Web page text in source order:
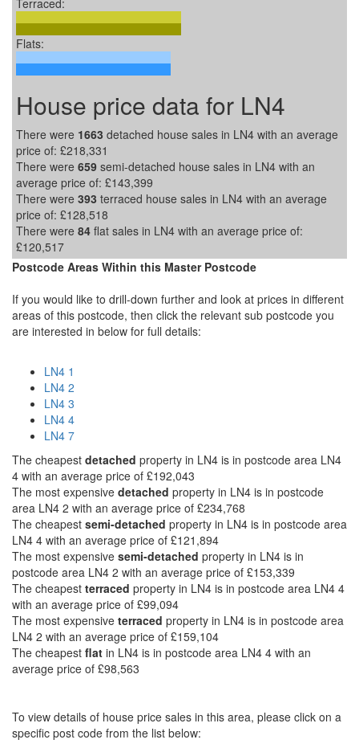
Terraced:
Flats:
House price data for LN4
There were 1663 detached house sales in LN4 with an average
price of: £218,331
There were 659 semi-detached house sales in LN4 with an
average price of: £143,399
There were 393 terraced house sales in LN4 with an average
price of: £128,518
There were 84 flat sales in LN4 with an average price of:
£120,517
Postcode Areas Within this Master Postcode
If you would like to drill-down further and look at prices in different
areas of this postcode, then click the relevant sub postcode you
are interested in below for full details:
LN4 1
LN4 2
LN4 3
LN4 4
LN4 7
The cheapest detached property in LN4 is in postcode area LN4
4 with an average price of £192,043
The most expensive detached property in LN4 is in postcode
area LN4 2 with an average price of £234,768
The cheapest semi-detached property in LN4 is in postcode area
LN4 4 with an average price of £121,894
The most expensive semi-detached property in LN4 is in
postcode area LN4 2 with an average price of £153,339
The cheapest terraced property in LN4 is in postcode area LN4 4
with an average price of £99,094
The most expensive terraced property in LN4 is in postcode area
LN4 2 with an average price of £159,104
The cheapest flat in LN4 is in postcode area LN4 4 with an
average price of £98,563
To view details of house price sales in this area, please click on a
specific post code from the list below: